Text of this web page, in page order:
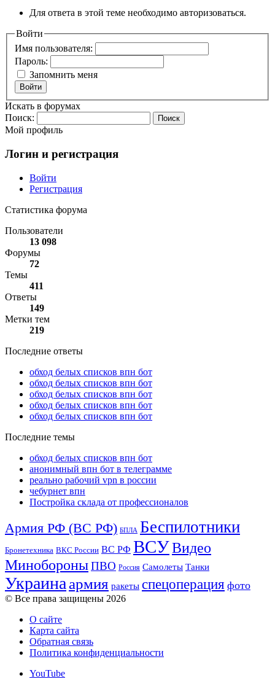
Для ответа в этой теме необходимо авторизоваться.
Войти
Имя пользователя:
Пароль:
Запомнить меня
Войти
Искать в форумах
Поиск:
Мой профиль
Логин и регистрация
Войти
Регистрация
Статистика форума
Пользователи
13 098
Форумы
72
Темы
411
Ответы
149
Метки тем
219
Последние ответы
обход белых списков впн бот
обход белых списков впн бот
обход белых списков впн бот
обход белых списков впн бот
обход белых списков впн бот
Последние темы
обход белых списков впн бот
анонимный впн бот в телеграмме
реально рабочий vpn в россии
чебурнет впн
Постройка склада от профессионалов
Армия РФ (ВС РФ) БПЛА Беспилотники
Бронетехника ВКС России ВС РФ ВСУВидео
МинобороныПВО Россия Самолеты Танки
Украина армия ракеты спецоперация фото
© Все права защищены 2026
О сайте
Карта сайта
Обратная связь
Политика конфиденциальности
YouTube